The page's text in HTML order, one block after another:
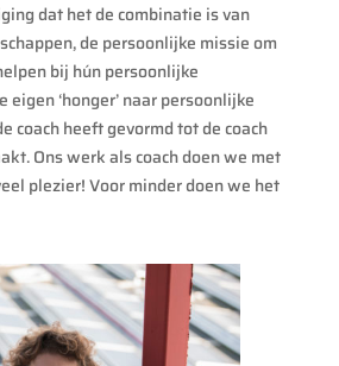
dat het de combinatie is van
de persoonlijke missie om
bij hún persoonlijke
‘honger’ naar persoonlijke
coach heeft gevormd tot de coach
Ons werk als coach doen we met
plezier! Voor minder doen we het